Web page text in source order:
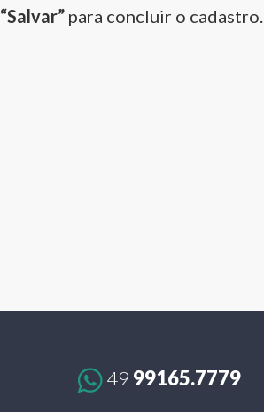
“Salvar” para concluir o cadastro.
49 99165.7779